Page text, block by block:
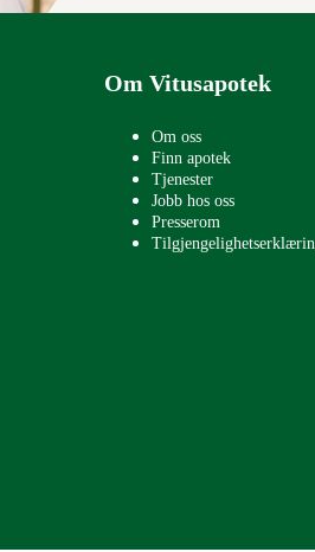
Om Vitusapotek
Om oss
Finn apotek
Tjenester
Jobb hos oss
Presserom